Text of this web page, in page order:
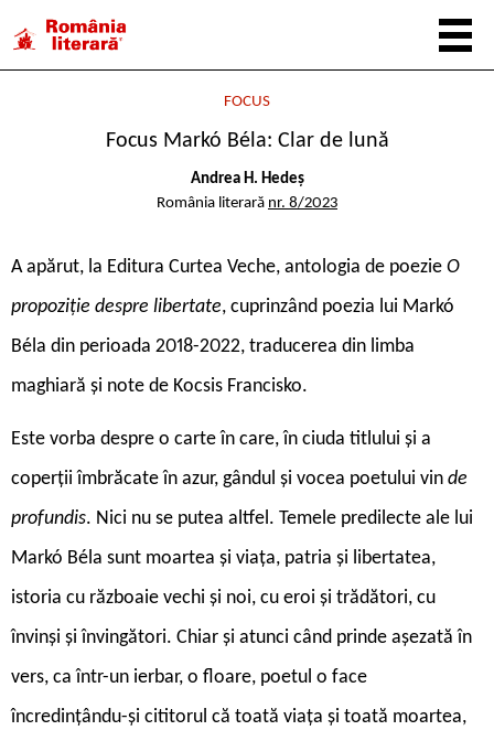
FOCUS
Focus Markó Béla: Clar de lună
Andrea H. Hedeș
România literară nr. 8/2023
Aapărut, la Editura Curtea Veche, antologia de poezie O
propoziție despre libertate, cuprinzând poezia lui Markó
Béla din perioada 2018-2022, traducerea din limba
maghiară și note de Kocsis Francisko.
Este vorba despre o carte în care, în ciuda titlului și a
coperții îmbrăcate în azur, gândul și vocea poetului vin de
profundis. Nici nu se putea altfel. Temele predilecte ale lui
Markó Béla sunt moartea și viața, patria și libertatea,
istoria cu războaie vechi și noi, cu eroi și trădători, cu
învinși și învingători. Chiar și atunci când prinde așezată în
vers, ca într-un ierbar, o floare, poetul o face
încredințându-și cititorul că toată viața și toată moartea,